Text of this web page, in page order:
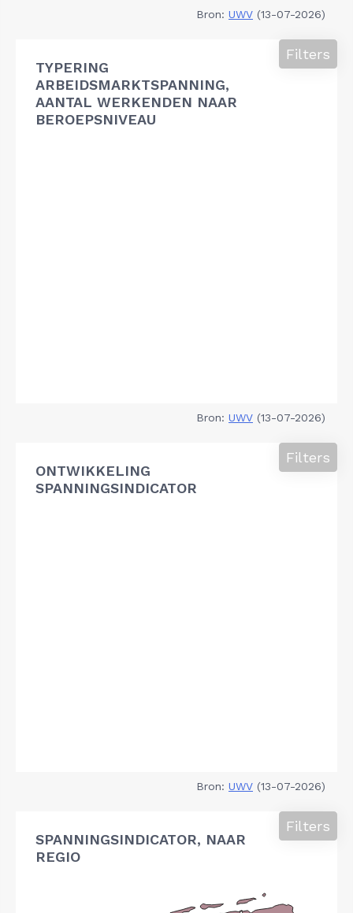
Bron: UWV (13-07-2026)
TYPERING
ARBEIDSMARKTSPANNING,
AANTAL WERKENDEN NAAR
BEROEPSNIVEAU
Filters
Bron: UWV (13-07-2026)
ONTWIKKELING
SPANNINGSINDICATOR
Filters
Bron: UWV (13-07-2026)
SPANNINGSINDICATOR, NAAR
REGIO
Filters